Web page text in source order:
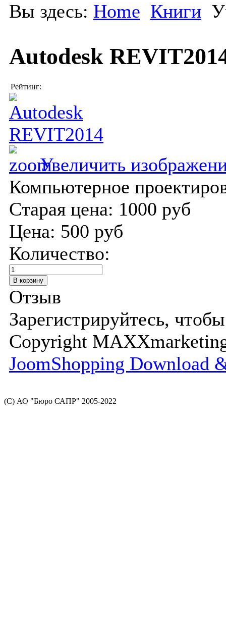
Вы здесь: Home Книги
Autodesk
Рейтинг:
Увеличить
Компьютерное
Старая цена: 1000 руб
Цена: 500 руб
Количество:
Отзыв
Зарегистрируйтесь,
Copyright
JoomShopping Download
(С) АО "Бюро САПР" 2005-2022